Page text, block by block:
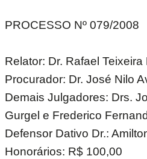
PROCESSO Nº 079/2008
Relator: Dr. Rafael Teixeira
Procurador: Dr. José Nilo
Demais Julgadores: Drs.
Gurgel e Frederico
Defensor Dativo Dr.:
Honorários: R$ 100,00